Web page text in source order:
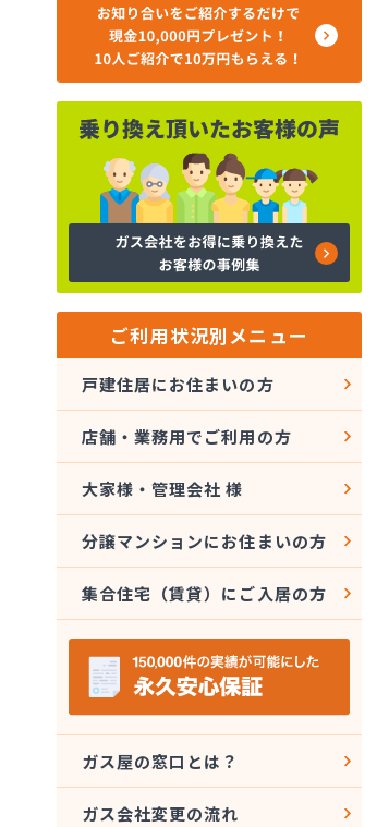
ご利用状況別メニュー
戸建住居にお住まいの方
店舗・業務用でご利用の方
大家様・管理会社 様
分譲マンションにお住まいの方
集合住宅（賃貸）にご入居の方
ガス屋の窓口とは？
ガス会社変更の流れ